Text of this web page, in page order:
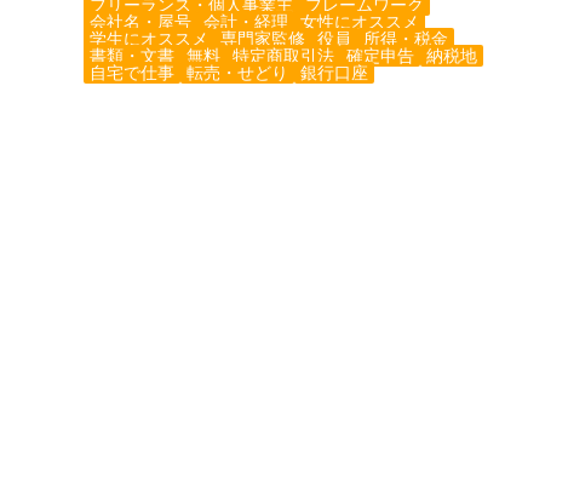
フリーランス・個人事業主
フレームワーク
会社名・屋号
会計・経理
女性にオススメ
学生にオススメ
専門家監修 役員
所得・税金
書類・文書
無料 特定商取引法 確定申告
納税地
自宅で仕事
転売・せどり 銀行口座